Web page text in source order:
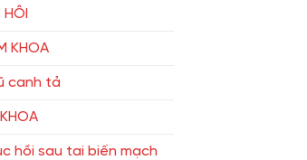
HÔI
KHOA
canh tả
hồi sau tai biến mạch